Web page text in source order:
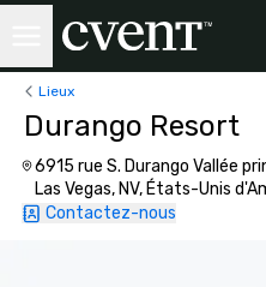
Lieux
Durango Resort
6915 rue S. Durango Vallée
Las Vegas, NV, États-Unis
Contactez-nous